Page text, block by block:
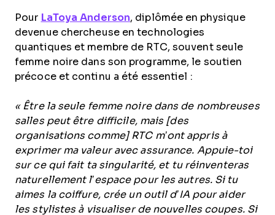
Pour LaToya Anderson, diplômée en physique
devenue chercheuse en technologies
quantiques et membre de RTC, souvent seule
femme noire dans son programme, le soutien
précoce et continu a été essentiel :
« Être la seule femme noire dans de nombreuses
salles peut être difficile, mais [des
organisations comme] RTC m’ont appris à
exprimer ma valeur avec assurance. Appuie-toi
sur ce qui fait ta singularité, et tu réinventeras
naturellement l’espace pour les autres. Si tu
aimes la coiffure, crée un outil d’IA pour aider
les stylistes à visualiser de nouvelles coupes. Si